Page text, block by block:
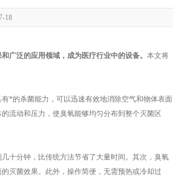
18
广泛的应用领域，成为医疗行业中的设备。 本文将
*的杀菌能力，可以迅速有效地消除空气和物体表面
流动和压力，使臭氧能够均匀分布到整个灭菌区
十分钟，比传统方法节省了大量时间。其次，臭氧
灭菌效果。此外，操作简便，无需预热或冷却过